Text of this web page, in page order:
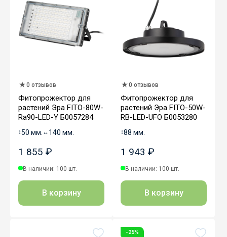
0 отзывов
Фитопрожектор для
растений Эра FITO-80W-
Ra90-LED-Y Б0057284
↕50 мм. ↔ 140 мм.
1 855 ₽
В наличии: 100 шт.
В корзину
0 отзывов
Фитопрожектор для
растений Эра FITO-50W-
RB-LED-UFO Б0053280
↕88 мм.
1 943 ₽
В наличии: 100 шт.
В корзину
-25%